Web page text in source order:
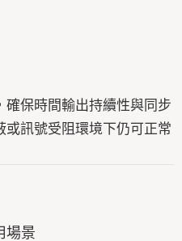
確保時間輸出持續性與同步
訊號受阻環境下仍可正常
場景